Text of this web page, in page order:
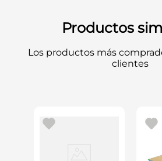
Productos
Los productos más
clientes